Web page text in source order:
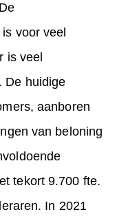
voor veel
is veel
De huidige
aanboren
van beloning
tekort 9.700 fte.
In 2021